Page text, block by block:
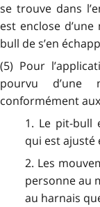
se trouve dans
est enclose
bull de s’en
(5) Pour
pourvu d’une
conformément
1. Le pit-bull
qui est ajusté
2. Les
personne au
au harnais